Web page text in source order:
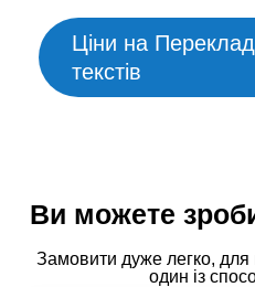
Ціни на
текстів
Ви можете
Замовити дуже легко, для
один із